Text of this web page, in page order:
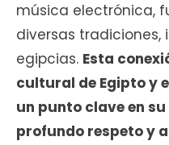
música electrónica,
diversas tradiciones,
egipcias. Esta
cultural de Egipto y
un punto clave en
profundo respeto y